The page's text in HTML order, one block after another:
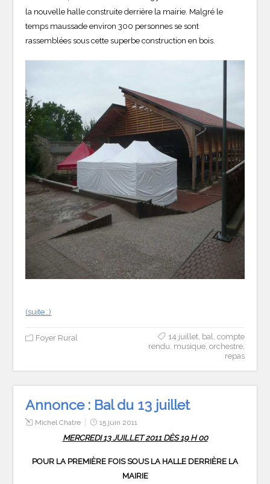
la nouvelle halle construite derrière la mairie. Malgré le
temps maussade environ 300 personnes se sont
rassemblées sous cette superbe construction en bois.
(suite…)
Foyer Rural 14 juillet, bal, compte
rendu, musique, orchestre,
repas
Annonce : Bal du 13 juillet
Michel Chatre 15 juin 2011
MERCREDI 13 JUILLET 2011 DÈS 19 H 00
POUR LA PREMIÈRE FOIS SOUS LA HALLE DERRIÈRE LA
MAIRIE